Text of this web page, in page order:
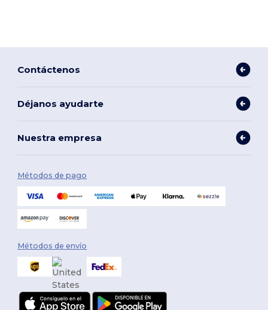
Contáctenos
Déjanos ayudarte
Nuestra empresa
Métodos de pago
Métodos de envío